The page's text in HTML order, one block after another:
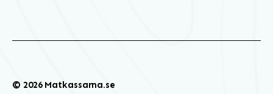
© 2026 Matkassarna.se